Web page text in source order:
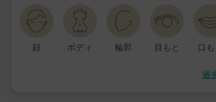
顔 ボディ 輪郭 目もと 口も
過